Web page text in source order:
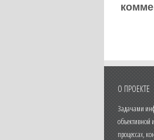
О ПРОЕКТЕ
Задачами
объективной
процессах,